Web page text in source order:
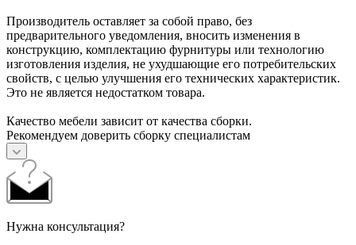
Производитель оставляет за собой право, без
предварительного уведомления, вносить изменения в
конструкцию, комплектацию фурнитуры или технологию
изготовления изделия, не ухудшающие его потребительских
свойств, с целью улучшения его технических характеристик.
Это не является недостатком товара.
Качество мебели зависит от качества сборки.
Рекомендуем доверить сборку специалистам
Нужна консультация?